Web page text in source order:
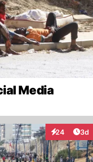
Media
24
Interaktionen
3d